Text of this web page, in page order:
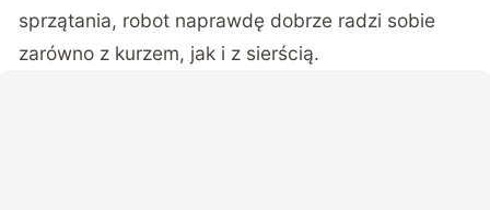
sprzątania, robot naprawdę dobrze radzi sobie
zarówno z kurzem, jak i z sierścią.